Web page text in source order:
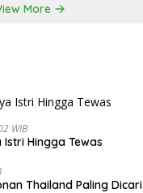
More
WIB
Hingga Tewas
Thailand Paling Dicari